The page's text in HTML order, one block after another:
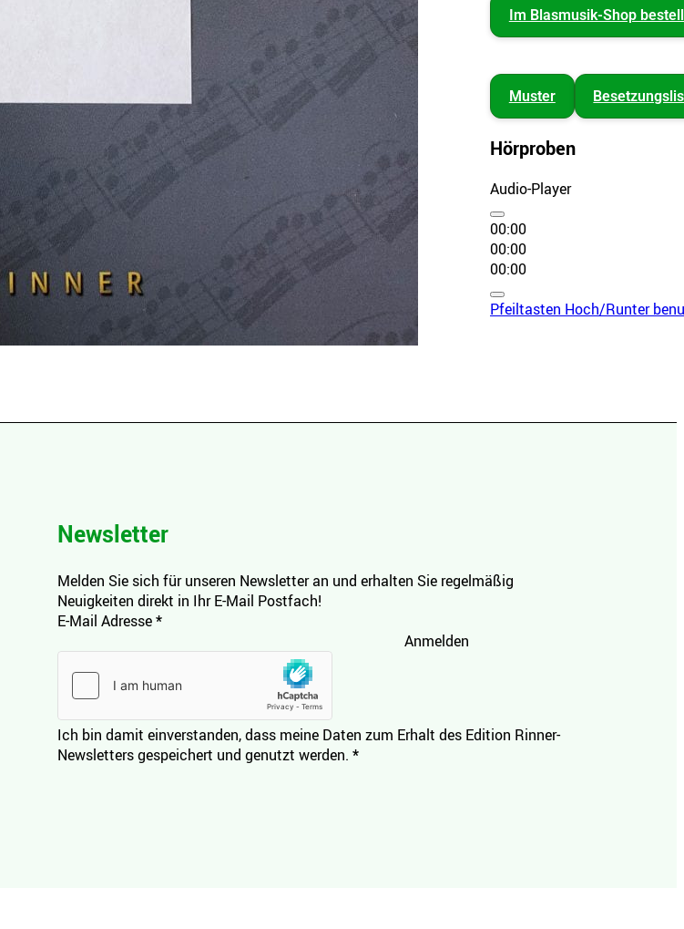
Im Blasmusik-Shop
Muster
Hörproben
Audio-Player
00:00
00:00
00:00
Pfeiltasten Hoch/Runter
Newsletter
Melden Sie sich für unseren Newsletter an und erhalten Sie regelmäßig
Neuigkeiten direkt in Ihr E-Mail Postfach!
E-Mail Adresse*
Anmelden
Ich bin damit einverstanden, dass meine Daten zum Erhalt des Edition Rinner-
Newsletters gespeichert und genutzt werden. *